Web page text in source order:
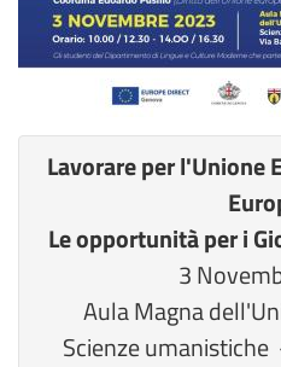
Lavorare per l'Unione
Le opportunità per i
3
Aula Magna
Scienze